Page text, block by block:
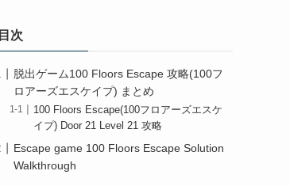
目次
脱出ゲーム100 Floors Escape 攻略(100フ
ロアーズエスケイプ) まとめ
100 Floors Escape(100フロアーズエスケ
イプ) Door 21 Level 21 攻略
Escape game 100 Floors Escape Solution
Walkthrough